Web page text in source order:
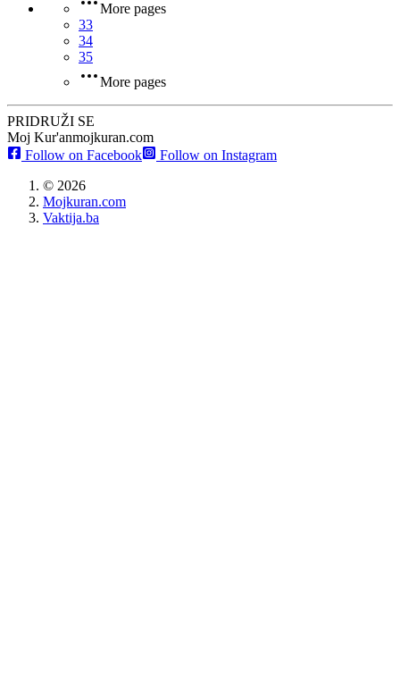
More pages
33
34
35
More pages
PRIDRUŽI SE
Moj Kur'anmojkuran.com
Follow on Facebook
Follow on Instagram
© 2026
Mojkuran.com
Vaktija.ba